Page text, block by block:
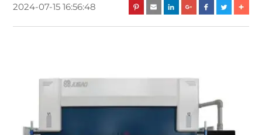
2024-07-15 16:56:48